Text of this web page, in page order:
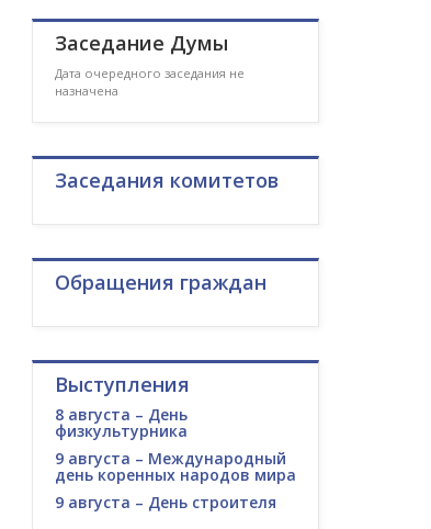
Заседание Думы
Дата очередного заседания не
назначена
Заседания комитетов
Обращения граждан
Выступления
8 августа – День
физкультурника
9 августа – Международный
день коренных народов мира
9 августа – День строителя